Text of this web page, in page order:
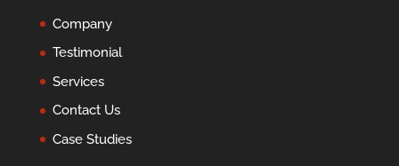
Company
Testimonial
Services
Contact Us
Case Studies